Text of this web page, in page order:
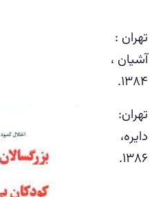
ت‍ه‍ران‌ :
آش‍ی‍ان‌ ‏‫‏،
۱۳۸۴.
تهران:
دایره‏‫،
۱۳۸۶.‬